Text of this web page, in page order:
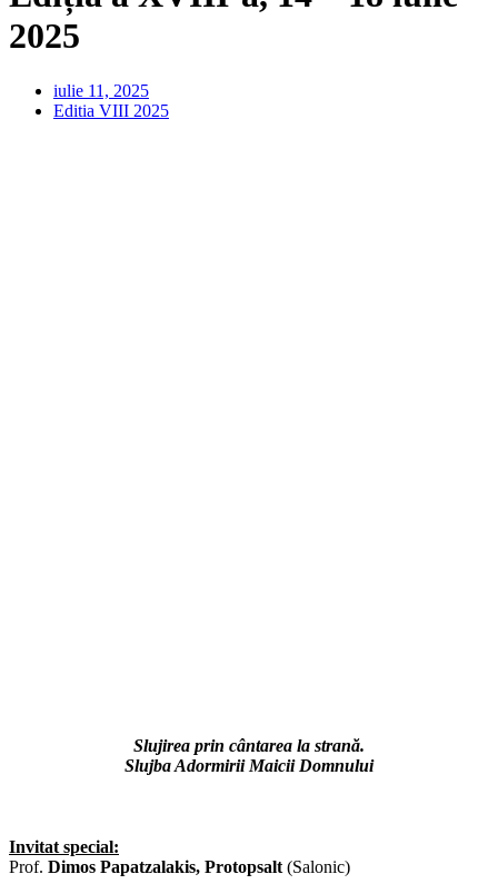
2025
iulie 11, 2025
Editia VIII 2025
Slujirea prin cântarea la strană.
Slujba Adormirii Maicii Domnului
Invitat special:
Prof. Dimos Papatzalakis, Protopsalt(Salonic)